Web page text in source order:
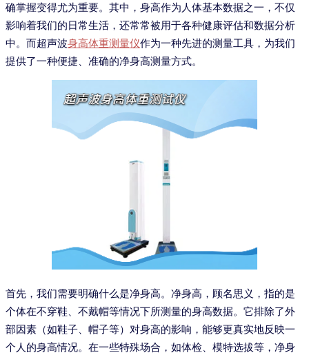
确掌握变得尤为重要。其中，身高作为人体基本数据之一，不仅
影响着我们的日常生活，还常常被用于各种健康评估和数据分析
中。而超声波身高体重测量仪作为一种先进的测量工具，为我们
提供了一种便捷、准确的净身高测量方式。
首先，我们需要明确什么是净身高。净身高，顾名思义，指的是
个体在不穿鞋、不戴帽等情况下所测量的身高数据。它排除了外
部因素（如鞋子、帽子等）对身高的影响，能够更真实地反映一
个人的身高情况。在一些特殊场合，如体检、模特选拔等，净身